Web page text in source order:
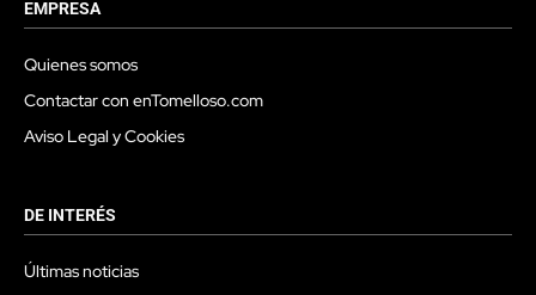
EMPRESA
Quienes somos
Contactar con enTomelloso.com
Aviso Legal y Cookies
DE INTERÉS
Últimas noticias